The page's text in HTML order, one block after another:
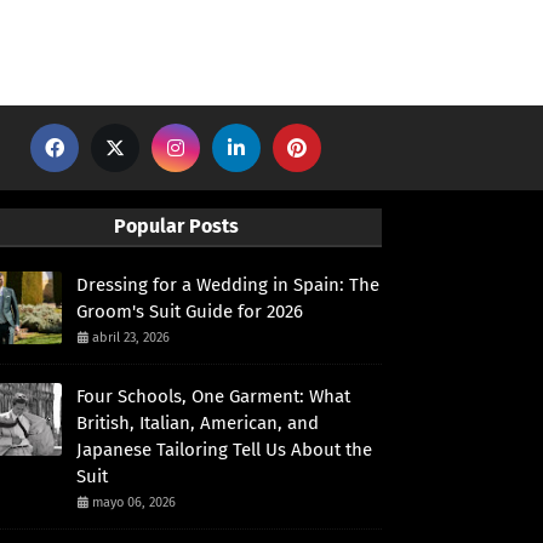
Popular Posts
Dressing for a Wedding in Spain: The
Groom's Suit Guide for 2026
abril 23, 2026
Four Schools, One Garment: What
British, Italian, American, and
Japanese Tailoring Tell Us About the
Suit
mayo 06, 2026